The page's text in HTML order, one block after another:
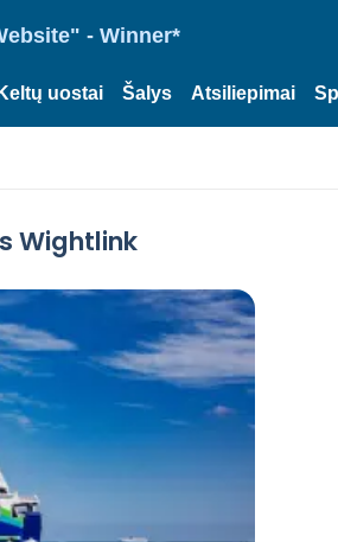
- Winner*
Keltų uostai Šalys Atsiliepimai
Wightlink